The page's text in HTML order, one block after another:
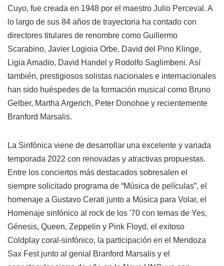
Cuyo, fue creada en 1948 por el maestro Julio Perceval. A
lo largo de sus 84 años de trayectoria ha contado con
directores titulares de renombre como Guillermo
Scarabino, Javier Logioia Orbe, David del Pino Klinge,
Ligia Amadio, David Handel y Rodolfo Saglimbeni. Así
también, prestigiosos solistas nacionales e internacionales
han sido huéspedes de la formación musical como Bruno
Gelber, Martha Argerich, Peter Donohoe y recientemente
Branford Marsalis.
La Sinfónica viene de desarrollar una excelente y variada
temporada 2022 con renovadas y atractivas propuestas.
Entre los conciertos más destacados sobresalen el
siempre solicitado programa de “Música de películas”, el
homenaje a Gustavo Cerati junto a Música para Volar, el
Homenaje sinfónico al rock de los '70 con temas de Yes,
Génesis, Queen, Zeppelin y Pink Floyd, el exitoso
Coldplay coral-sinfónico, la participación en el Mendoza
Sax Fest junto al genial Branford Marsalis y el